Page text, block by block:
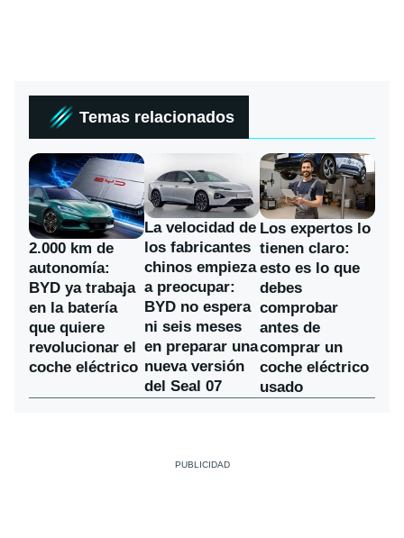
Temas relacionados
2.000 km de
autonomía:
BYD ya trabaja
en la batería
que quiere
revolucionar el
coche eléctrico
La velocidad de
los fabricantes
chinos empieza
a preocupar:
BYD no espera
ni seis meses
en preparar una
nueva versión
del Seal 07
Los expertos lo
tienen claro:
esto es lo que
debes
comprobar
antes de
comprar un
coche eléctrico
usado